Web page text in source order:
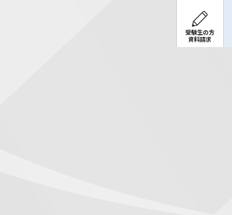
受験生の方
資料請求